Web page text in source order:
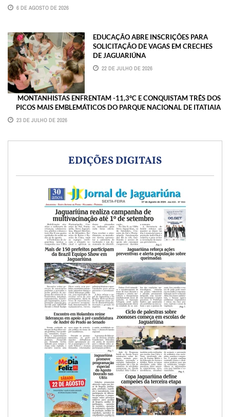
6 DE AGOSTO DE 2026
EDUCAÇÃO ABRE INSCRIÇÕES PARA
SOLICITAÇÃO DE VAGAS EM CRECHES
DE JAGUARIÚNA
22 DE JULHO DE 2026
MONTANHISTAS ENFRENTAM -11,3°C E CONQUISTAM TRÊS DOS
PICOS MAIS EMBLEMÁTICOS DO PARQUE NACIONAL DE ITATIAIA
23 DE JULHO DE 2026
EDIÇÕES DIGITAIS